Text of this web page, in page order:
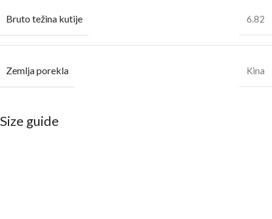
Bruto težina kutije 6.82
Zemlja porekla Kina
Size guide